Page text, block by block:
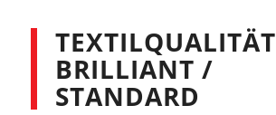
TEXTILQUALITÄT
BRILLIANT /
STANDARD